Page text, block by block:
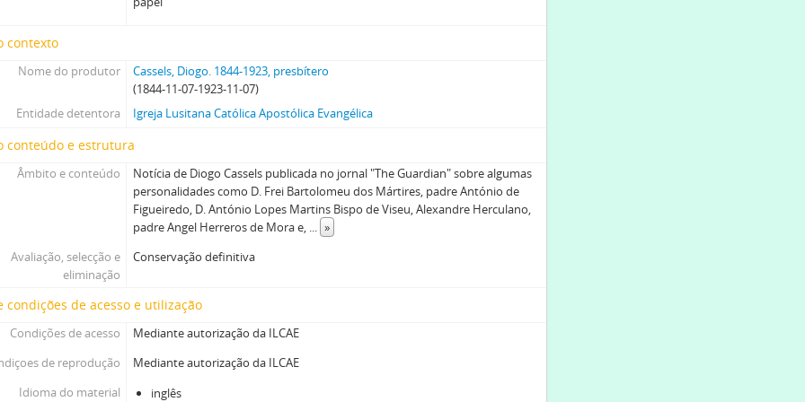
contexto
Nome do produtor
Cassels, Diogo. 1844-1923, presbítero
(1844-11-07-1923-11-07)
Entidade detentora
Igreja Lusitana Católica Apostólica Evangélica
conteúdo e estrutura
Âmbito e conteúdo
Notícia de Diogo Cassels publicada no jornal "The Guardian" sobre algumas
personalidades como D. Frei Bartolomeu dos Mártires, padre António de
Figueiredo, D. António Lopes Martins Bispo de Viseu, Alexandre Herculano,
padre Angel Herreros de Mora e, ... »
Avaliação, selecção e
eliminação
Conservação definitiva
condições de acesso e utilização
Condições de acesso
Mediante autorização da ILCAE
de reprodução
Mediante autorização da ILCAE
Idioma do material
inglês